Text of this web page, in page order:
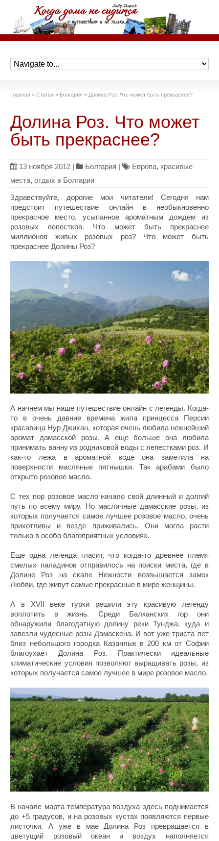
Главная » Статьи » Болгария » Долина Роз. Что может быть прекраснее?
Долина Роз. Что может
быть прекраснее?
13 ноября 2012 | Болгария | Европа, красивые
места,отдых в Болгарии
Здравствуйте, дорогие мои читатели! Сегодня нам
предстоит путешествие онлайн в необыкновенно
прекрасное место, усыпанное ароматным дождем из
розовых лепестков. Что может быть прекраснее
миллионов живых розовых роз? Что может быть
прекраснее Долины Роз?
А начнем мы наше путешествие онлайн с легенды. Когда-
то в очень давние времена жила принцесса Персии
красавица Нур Джихан, которая очень любила нежнейший
аромат дамасской розы. А еще больше она любила
принимать ванну из родниковой воды с лепестками роз. И
как-то лежа в ароматной воде она заметила на
поверхности масляные пятнышки. Так арабами было
открыто розовое масло.
С тех пор розовое масло начало свой длинный и долгий
путь по всему миру. Но масличные дамасские розы, из
которых получается самое лучшее розовое масло, очень
прихотливы и везде приживались. Они могла расти
только в особо благоприятных условиях.
Еще одна легенда гласит, что когда-то древнее племя
смелых паладинов отправилось на поиски места, где в
Долине Роз на скале Нежности возвышается замок
Любви, где живут самые прекрасные в мире женщины.
А в XVII веке турки решили эту красивую легенду
воплотить в жизнь. Среди Балканских гор они
обнаружили благодатную долину реки Тунджа, куда и
завезли чудесные розы Дамаскена. И вот уже триста лет
близ небольшого городка Казанлык в 200 км от Софии
благоухает Долина Роз. Практически идеальные
климатические условия позволяют выращивать розы, из
которых получается самое лучшее в мире розовое масло.
В начале марта температура воздуха здесь поднимается
до +5 градусов, и на розовых кустах появляются первые
листочки. А уже в мае Долина Роз превращается в
цветущий розовый океан и воздух наполняется